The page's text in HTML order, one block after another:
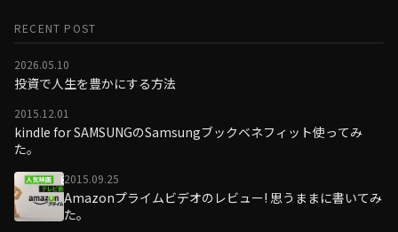
RECENT POST
2026.05.10
投資で人生を豊かにする方法
2015.12.01
kindle for SAMSUNGのSamsungブックベネフィット使ってみ
た。
2015.09.25
Amazonプライムビデオのレビュー! 思うままに書いてみ
た。